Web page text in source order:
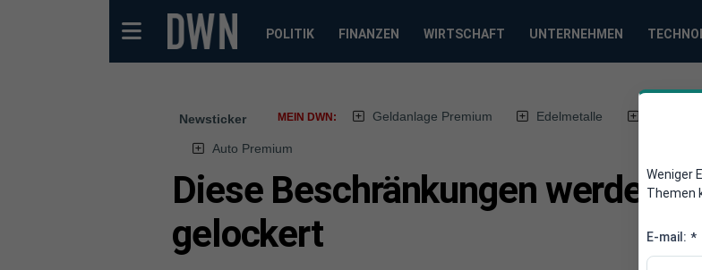
POLITIK FINANZEN WIRTSCHAFT UNTERNEHMEN
Newsticker MEIN DWN: Geldanlage Premium Edelmetalle
Auto Premium
Diese Beschränkungen werden
gelockert
Weniger
Themen
E-mail: *